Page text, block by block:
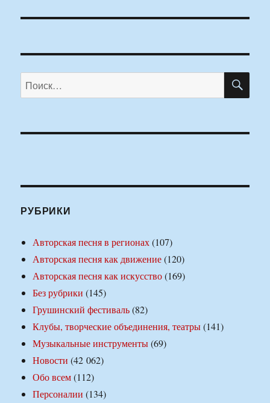
Искать:
РУБРИКИ
Авторская песня в регионах(107)
Авторская песня как движение(120)
Авторская песня как искусство(169)
Без рубрики (145)
Грушинский фестиваль(82)
Клубы, творческие объединения, театры(141)
Музыкальные инструменты(69)
Новости (42 062)
Обо всем(112)
Персоналии (134)